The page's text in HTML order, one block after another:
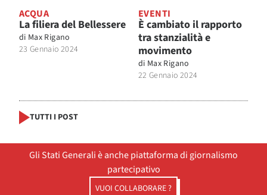
ACQUA
La filiera del Bellessere
di Max Rigano
23 Gennaio 2024
EVENTI
È cambiato il rapporto
tra stanzialità e
movimento
di Max Rigano
22 Gennaio 2024
TUTTI I POST
Gli Stati Generali è anche piattaforma di giornalismo
partecipativo
VUOI COLLABORARE ?